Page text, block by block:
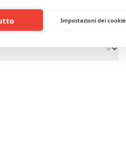
Impostazioni dei cookie